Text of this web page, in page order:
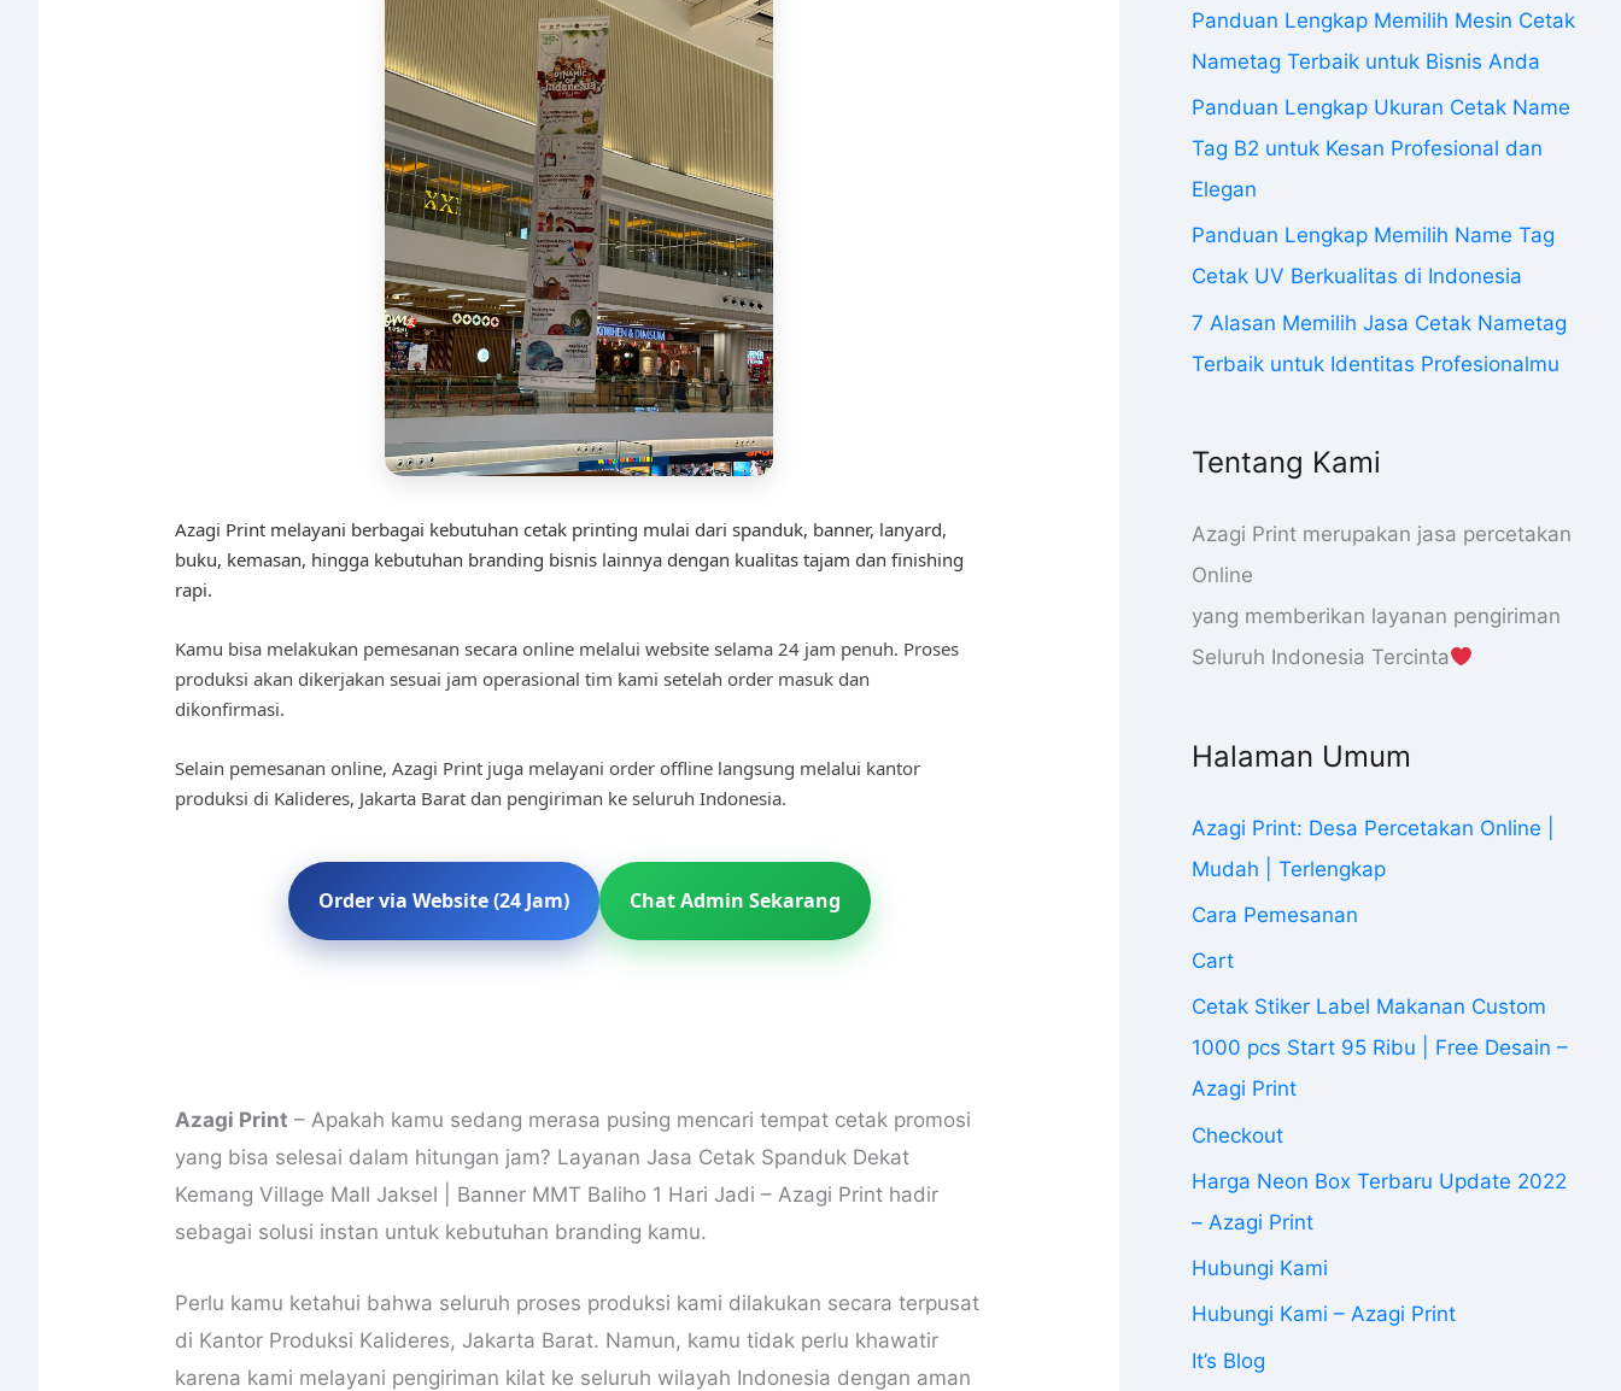
Azagi Print melayani berbagai kebutuhan cetak printing mulai dari spanduk, banner, lanyard,
buku, kemasan, hingga kebutuhan branding bisnis lainnya dengan kualitas tajam dan finishing
rapi.
Kamu bisa melakukan pemesanan secara online melalui website selama 24 jam penuh. Proses
produksi akan dikerjakan sesuai jam operasional tim kami setelah order masuk dan
dikonfirmasi.
Selain pemesanan online, Azagi Print juga melayani order offline langsung melalui kantor
produksi di Kalideres, Jakarta Barat dan pengiriman ke seluruh Indonesia.
Order via Website (24 Jam) Chat Admin Sekarang
Azagi Print – Apakah kamu sedang merasa pusing mencari tempat cetak promosi
yang bisa selesai dalam hitungan jam? Layanan Jasa Cetak Spanduk Dekat
Kemang Village Mall Jaksel | Banner MMT Baliho 1 Hari Jadi – Azagi Print hadir
sebagai solusi instan untuk kebutuhan branding kamu.
Perlu kamu ketahui bahwa seluruh proses produksi kami dilakukan secara terpusat
di Kantor Produksi Kalideres, Jakarta Barat. Namun, kamu tidak perlu khawatir
karena kami melayani pengiriman kilat ke seluruh wilayah Indonesia dengan aman
Panduan Lengkap Memilih Mesin Cetak
Nametag Terbaik untuk Bisnis Anda
Panduan Lengkap Ukuran Cetak Name
Tag B2 untuk Kesan Profesional dan
Elegan
Panduan Lengkap Memilih Name Tag
Cetak UV Berkualitas di Indonesia
7 Alasan Memilih Jasa Cetak Nametag
Terbaik untuk Identitas Profesionalmu
Tentang Kami
Azagi Print merupakan jasa percetakan
Online
yang memberikan layanan pengiriman
Seluruh Indonesia Tercinta
Halaman Umum
Azagi Print: Desa Percetakan Online |
Mudah | Terlengkap
Cara Pemesanan
Cart
Cetak Stiker Label Makanan Custom
1000 pcs Start 95 Ribu | Free Desain –
Azagi Print
Checkout
Harga Neon Box Terbaru Update 2022
– Azagi Print
Hubungi Kami
Hubungi Kami – Azagi Print
It’s Blog